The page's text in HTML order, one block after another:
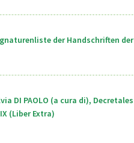
der Handschriften
DI PAOLO (a cura di),
(Liber Extra)